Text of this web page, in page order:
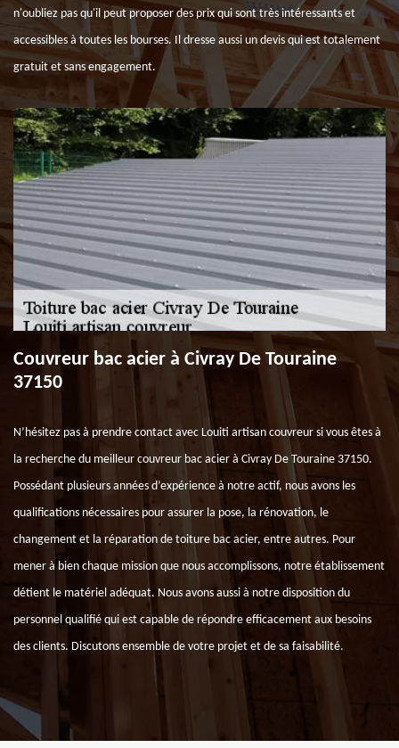
n'oubliez pas qu'il peut proposer des prix qui sont très intéressants et
accessibles à toutes les bourses. Il dresse aussi un devis qui est totalement
gratuit et sans engagement.
Couvreur bac acier à Civray De Touraine
37150
N’hésitez pas à prendre contact avec Louiti artisan couvreur si vous êtes à
la recherche du meilleur couvreur bac acier à Civray De Touraine 37150.
Possédant plusieurs années d’expérience à notre actif, nous avons les
qualifications nécessaires pour assurer la pose, la rénovation, le
changement et la réparation de toiture bac acier, entre autres. Pour
mener à bien chaque mission que nous accomplissons, notre établissement
détient le matériel adéquat. Nous avons aussi à notre disposition du
personnel qualifié qui est capable de répondre efficacement aux besoins
des clients. Discutons ensemble de votre projet et de sa faisabilité.